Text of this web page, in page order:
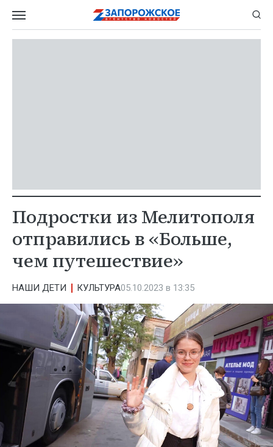
Подростки из Мелитополя
отправились в «Больше,
чем путешествие»
НАШИ ДЕТИ КУЛЬТУРА05.10.2023 в 13:35